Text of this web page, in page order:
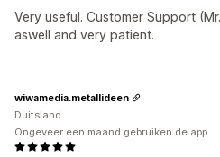
Very useful. Customer Support
aswell and very patient.
wiwamedia.metallideen
Duitsland
Ongeveer een maand gebruiken de app